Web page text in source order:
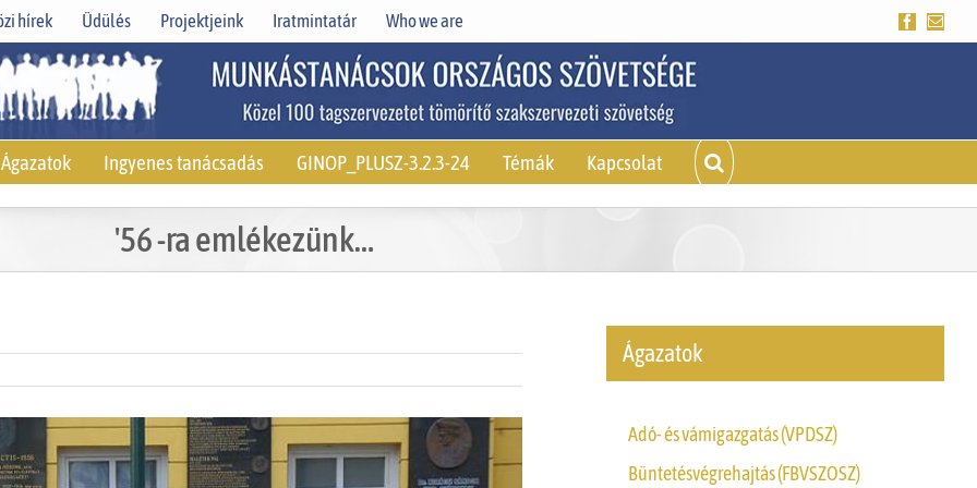
hírek Üdülés Projektjeink Iratmintatár Who we are Facebook
Ágazatok Ingyenes tanácsadás GINOP_PLUSZ-3.2.3-24 Témák Kapcsolat
'56 -ra emlékezünk…
Ágazatok
Adó- és vámigazgatás (VPDSZ)
Büntetésvégrehajtás (FBVSZOSZ)